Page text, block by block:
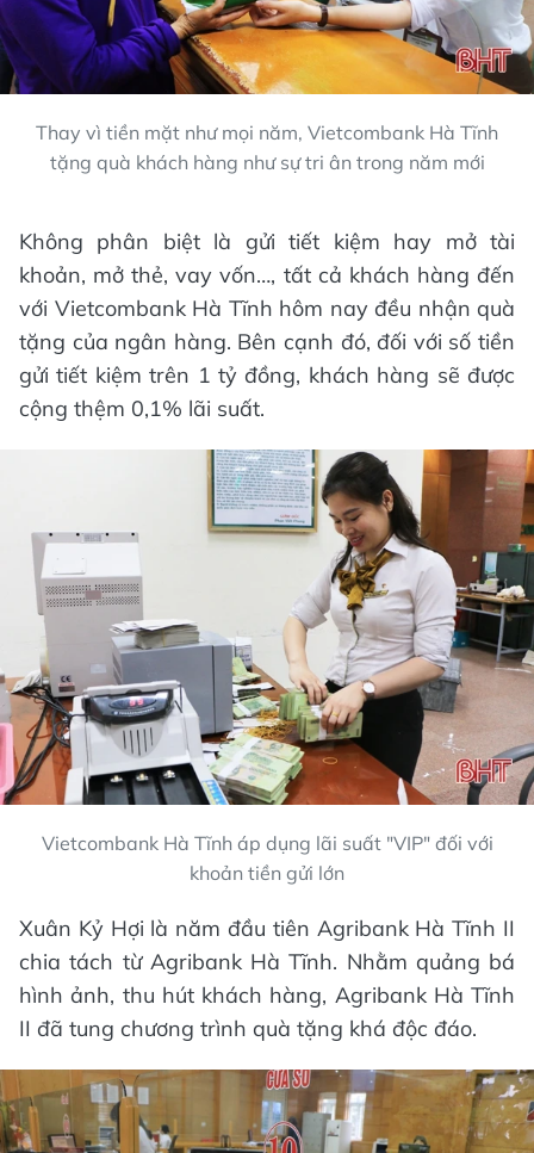
Thay vì tiền mặt như mọi năm, Vietcombank Hà Tĩnh
tặng quà khách hàng như sự tri ân trong năm mới
Không phân biệt là gửi tiết kiệm hay mở tài
khoản, mở thẻ, vay vốn…, tất cả khách hàng đến
với Vietcombank Hà Tĩnh hôm nay đều nhận quà
tặng của ngân hàng. Bên cạnh đó, đối với số tiền
gửi tiết kiệm trên 1 tỷ đồng, khách hàng sẽ được
cộng thệm 0,1% lãi suất.
Vietcombank Hà Tĩnh áp dụng lãi suất "VIP" đối với
khoản tiền gửi lớn
Xuân Kỷ Hợi là năm đầu tiên Agribank Hà Tĩnh II
chia tách từ Agribank Hà Tĩnh. Nhằm quảng bá
hình ảnh, thu hút khách hàng, Agribank Hà Tĩnh
II đã tung chương trình quà tặng khá độc đáo.